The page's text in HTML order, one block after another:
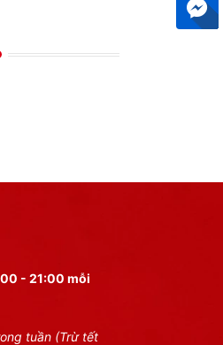
- 21:00 mỗi
tuần (Trừ tết